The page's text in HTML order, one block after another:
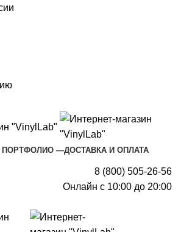
—ДОСТАВКА И ОПЛАТА
8 (800) 505-26-56
Онлайн с 10:00 до 20:00